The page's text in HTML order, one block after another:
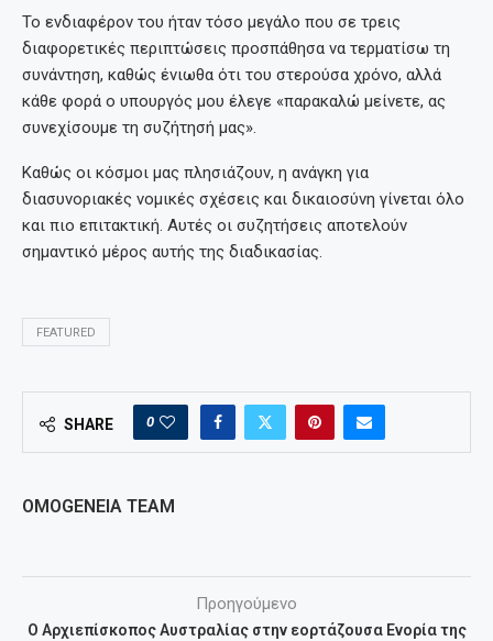
Το ενδιαφέρον του ήταν τόσο μεγάλο που σε τρεις
διαφορετικές περιπτώσεις προσπάθησα να τερματίσω τη
συνάντηση, καθώς ένιωθα ότι του στερούσα χρόνο, αλλά
κάθε φορά ο υπουργός μου έλεγε «παρακαλώ μείνετε, ας
συνεχίσουμε τη συζήτησή μας».
Καθώς οι κόσμοι μας πλησιάζουν, η ανάγκη για
διασυνοριακές νομικές σχέσεις και δικαιοσύνη γίνεται όλο
και πιο επιτακτική. Αυτές οι συζητήσεις αποτελούν
σημαντικό μέρος αυτής της διαδικασίας.
FEATURED
SHARE 0
OMOGENEIA TEAM
Προηγούμενο
Ο Αρχιεπίσκοπος Αυστραλίας στην εορτάζουσα Ενορία της